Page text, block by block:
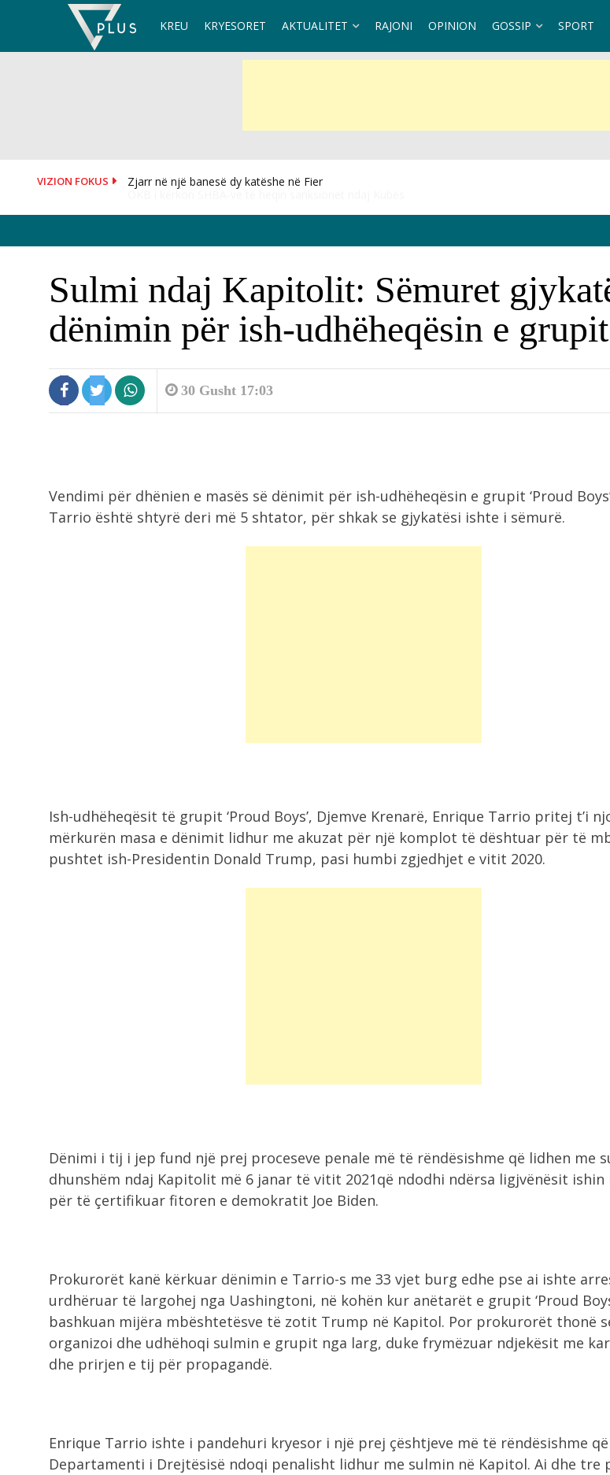
KREU KRYESORET AKTUALITET RAJONI OPINION GOSSIP SPORT
VIZION FOKUS OKB i kërkon SHBA-ve të heqin sanksionet ndaj Kubës
Sulmi ndaj Kapitolit: Sëmuret
dënimin për ish-udhëheqësin e
30 Gusht 17:03
Vendimi për dhënien e masës së dënimit për ish-udhëheqësin e grupit ‘Proud
Tarrio është shtyrë deri më 5 shtator, për shkak se gjykatësi ishte i sëmurë.
Ish-udhëheqësit të grupit ‘Proud Boys’, Djemve Krenarë, Enrique Tarrio pritej t’i
mërkurën masa e dënimit lidhur me akuzat për një komplot të dështuar për të
pushtet ish-Presidentin Donald Trump, pasi humbi zgjedhjet e vitit 2020.
Dënimi i tij i jep fund një prej proceseve penale më të rëndësishme që lidhen me
dhunshëm ndaj Kapitolit më 6 janar të vitit 2021që ndodhi ndërsa ligjvënësit
për të çertifikuar fitoren e demokratit Joe Biden.
Prokurorët kanë kërkuar dënimin e Tarrio-s me 33 vjet burg edhe pse ai ishte
urdhëruar të largohej nga Uashingtoni, në kohën kur anëtarët e grupit ‘Proud
bashkuan mijëra mbështetësve të zotit Trump në Kapitol. Por prokurorët thonë
organizoi dhe udhëhoqi sulmin e grupit nga larg, duke frymëzuar ndjekësit me
dhe prirjen e tij për propagandë.
Enrique Tarrio ishte i pandehuri kryesor i një prej çështjeve më të rëndësishme që
Departamenti i Drejtësisë ndoqi penalisht lidhur me sulmin në Kapitol. Ai dhe tre
9:28
Kërcënoi me jetë kamarierin dhe
8:21
Grabitqarët që
Konsumi i ulët i